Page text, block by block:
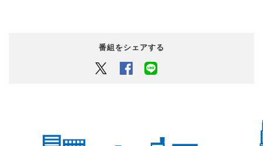
番組をシェアする
Twitter Facebook